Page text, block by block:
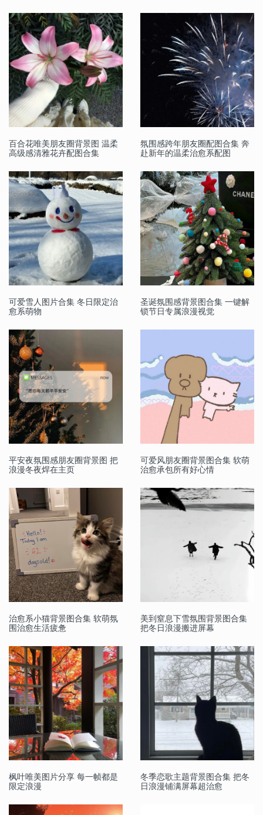
百合花唯美朋友圈背景图 温柔
高级感清雅花卉配图合集
氛围感跨年朋友圈配图合集 奔
赴新年的温柔治愈系配图
可爱雪人图片合集 冬日限定治
愈系萌物
圣诞氛围感背景图合集 一键解
锁节日专属浪漫视觉
平安夜氛围感朋友圈背景图 把
浪漫冬夜焊在主页
可爱风朋友圈背景图合集 软萌
治愈承包所有好心情
治愈系小猫背景图合集 软萌氛
围治愈生活疲惫
美到窒息下雪氛围背景图合集
把冬日浪漫搬进屏幕
枫叶唯美图片分享 每一帧都是
限定浪漫
冬季恋歌主题背景图合集 把冬
日浪漫铺满屏幕超治愈